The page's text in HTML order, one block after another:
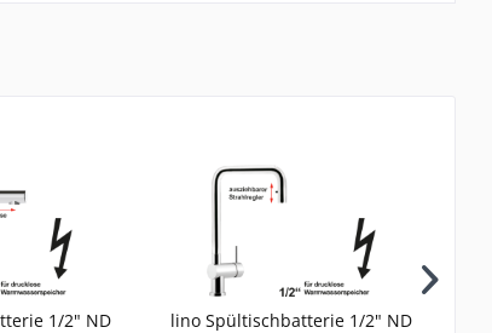
1/2" ND lino Spültischbatterie 1/2" ND